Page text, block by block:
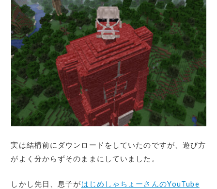
実は結構前にダウンロードをしていたのですが、遊び方
がよく分からずそのままにしていました。
しかし先日、息子がはじめしゃちょーさんのYouTube